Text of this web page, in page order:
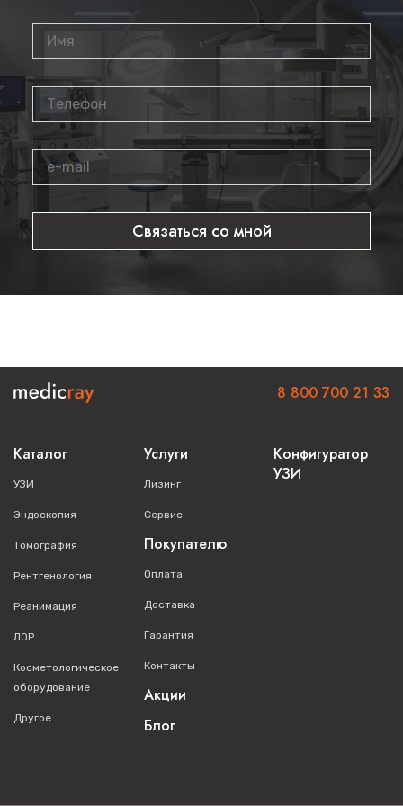
Станция врача
Характеристики
Высоковольтный генератор Наличие
Однофазный генератор
Мощность генератора
Частота высоковольтного преобразования,
По
По
запросу
Ручное, полуавтоматическое и
автоматическое управление параметрами
экспозиции
степеням
Перемещение ионизационной камеры
Связаться со мной
Каталог
УЗИ
Эндоскопия
Томография
Рентгенология
Реанимация
ЛОР
Косметологическое
оборудование
Другое
Услуги
Лизинг
Сервис
Покупателю
Оплата
Доставка
Гарантия
Контакты
Акции
Блог
Конфигуратор
УЗИ
8 800 700 21 33